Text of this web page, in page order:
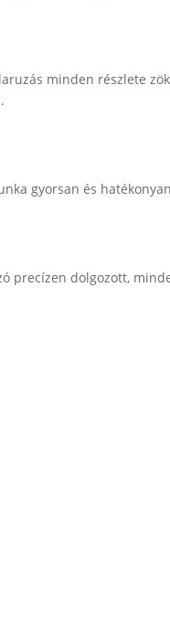
minden részlete
gyorsan és
precízen dolgozott,